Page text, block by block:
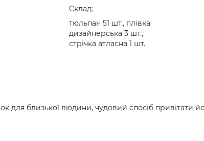
Cклад:
тюльпан 51 шт., плівка
дизайнерська 3 шт.,
стрічка атласна 1 шт.
для близької людини, чудовий спосіб привітати